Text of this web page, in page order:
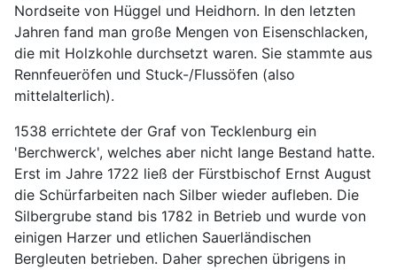
Nordseite von Hüggel und Heidhorn. In den letzten
Jahren fand man große Mengen von Eisenschlacken,
die mit Holzkohle durchsetzt waren. Sie stammte aus
Rennfeueröfen und Stuck-/Flussöfen (also
mittelalterlich).
1538 errichtete der Graf von Tecklenburg ein
'Berchwerck', welches aber nicht lange Bestand hatte.
Erst im Jahre 1722 ließ der Fürstbischof Ernst August
die Schürfarbeiten nach Silber wieder aufleben. Die
Silbergrube stand bis 1782 in Betrieb und wurde von
einigen Harzer und etlichen Sauerländischen
Bergleuten betrieben. Daher sprechen übrigens in